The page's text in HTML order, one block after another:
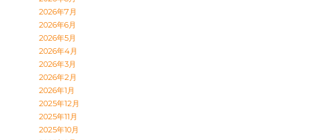
2026年7月
2026年6月
2026年5月
2026年4月
2026年3月
2026年2月
2026年1月
2025年12月
2025年11月
2025年10月